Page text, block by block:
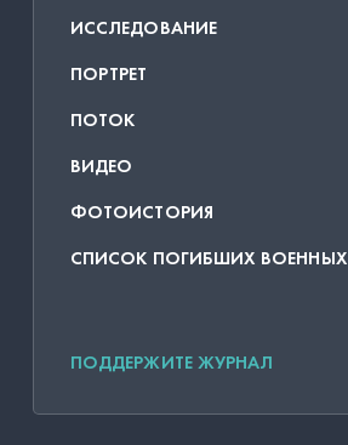
ИССЛЕДОВАНИЕ
ПОРТРЕТ
ПОТОК
ВИДЕО
ФОТОИСТОРИЯ
СПИСОК ПОГИБШИХ ВОЕННЫХ
ПОДДЕРЖИТЕ ЖУРНАЛ